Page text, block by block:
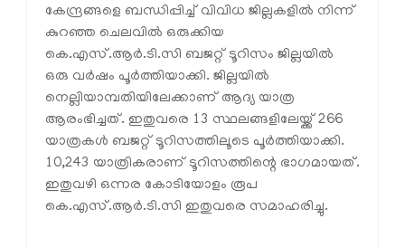
കേന്ദ്രങ്ങളെ ബന്ധിപ്പിച്ച് വിവിധ ജില്ലകളില്‍ നിന്ന്
കുറഞ്ഞ ചെലവില്‍ ഒരുക്കിയ
കെ.എസ്.ആര്‍.ടി.സി ബജറ്റ് ടൂറിസം ജില്ലയില്‍
ഒരു വര്‍ഷം പൂര്‍ത്തിയാക്കി. ജില്ലയില്‍
നെല്ലിയാമ്പതിയിലേക്കാണ് ആദ്യ യാത്ര
ആരംഭിച്ചത്. ഇതുവരെ 13 സ്ഥലങ്ങളിലേയ്ക്ക് 266
യാത്രകള്‍ ബജറ്റ് ടൂറിസത്തിലൂടെ പൂര്‍ത്തിയാക്കി.
10,243 യാത്രികരാണ് ടൂറിസത്തിന്റെ ഭാഗമായത്.
ഇതുവഴി ഒന്നര കോടിയോളം രൂപ
കെ.എസ്.ആര്‍.ടി.സി ഇതുവരെ സമാഹരിച്ചു.